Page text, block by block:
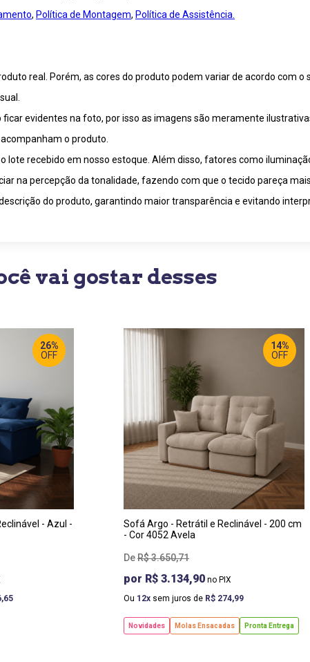
, Política de Montagem, Política de Assistência.
real. Porém, as cores do produto podem variar de acordo com o
evidentes na foto, por isso as imagens são meramente
o produto.
lote recebido em nosso estoque. Além disso, fatores como
na percepção da tonalidade, fazendo com que o tecido pareça
do produto, garantindo maior transparência e evitando
vai gostar desses
- Azul -
,65
26%
OFF
LARGURA
2,00 M
PROF:
1,15 M
ALTURA:
Sofá Argo - Retrátil e Reclinável - 200 cm
- Cor 4052 Avela
R$3.650,71
R$ 3.134,90
Ou 12 sem juros de R$ 274,99
Novidades Molas Ensacadas Pronta Entrega
14%
OFF